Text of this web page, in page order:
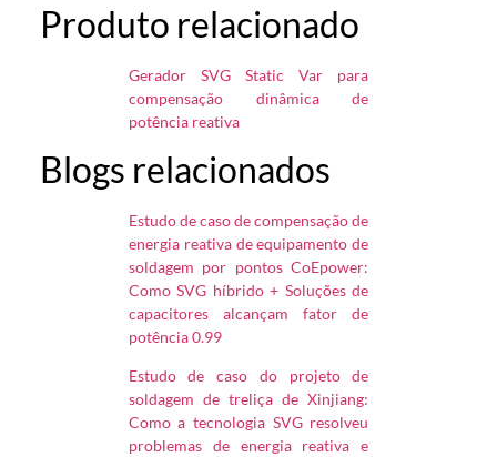
Produto relacionado
Gerador SVG Static Var para
compensação dinâmica de
potência reativa
Blogs relacionados
Estudo de caso de compensação de
energia reativa de equipamento de
soldagem por pontos CoEpower:
Como SVG híbrido + Soluções de
capacitores alcançam fator de
potência 0.99
Estudo de caso do projeto de
soldagem de treliça de Xinjiang:
Como a tecnologia SVG resolveu
problemas de energia reativa e